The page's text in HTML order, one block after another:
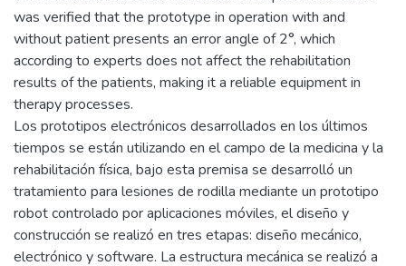
was verified that the prototype in operation with and
without patient presents an error angle of 2°, which
according to experts does not affect the rehabilitation
results of the patients, making it a reliable equipment in
therapy processes.
Los prototipos electrónicos desarrollados en los últimos
tiempos se están utilizando en el campo de la medicina y la
rehabilitación física, bajo esta premisa se desarrolló un
tratamiento para lesiones de rodilla mediante un prototipo
robot controlado por aplicaciones móviles, el diseño y
construcción se realizó en tres etapas: diseño mecánico,
electrónico y software. La estructura mecánica se realizó a